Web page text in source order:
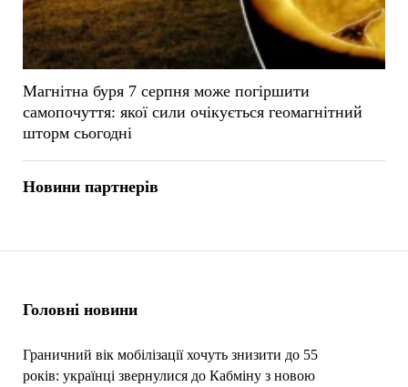
Головні новини
Граничний вік мобілізації хочуть знизити до 55
років: українці звернулися до Кабміну з новою
Магнітна буря 7 серпня може погіршити
самопочуття: якої сили очікується геомагнітний
шторм сьогодні
Новини партнерів